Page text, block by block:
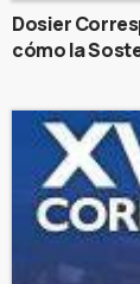
Dosier
cómo la